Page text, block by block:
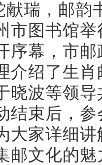
献瑞，邮韵
市图书馆
序幕，市
介绍了生
晓波等领
结束后，
大家详细
邮文化的